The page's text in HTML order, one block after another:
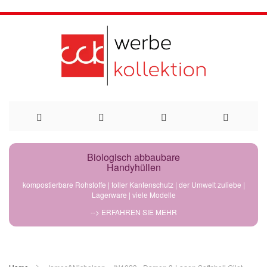
Direkt
Biologisch abbaubare
Handyhüllen
kompostierbare Rohstoffe | toller Kantenschutz | der Umwelt zuliebe |
Lagerware | viele Modelle
--> ERFAHREN SIE MEHR